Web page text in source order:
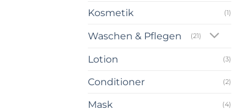
Kosmetik (1)
Waschen & Pflegen (21)
Lotion (3)
Conditioner (2)
Mask (4)